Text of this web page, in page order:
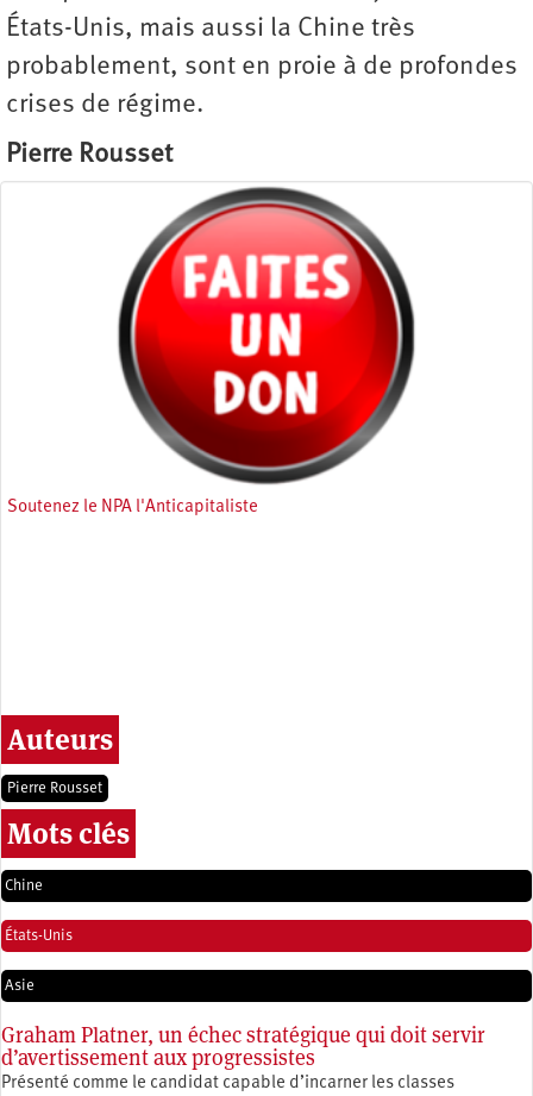
États-Unis, mais aussi la Chine très
probablement, sont en proie à de profondes
crises de régime.
Pierre Rousset
Soutenez le NPA l'Anticapitaliste
Auteurs
Pierre Rousset
Mots clés
Chine
États-Unis
Asie
Graham Platner, un échec stratégique qui doit servir
d’avertissement aux progressistes
Présenté comme le candidat capable d’incarner les classes